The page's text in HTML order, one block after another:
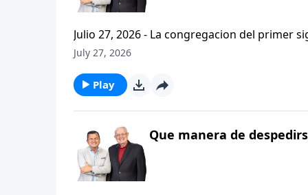
Julio 27, 2026 - La congregacion del primer
interpersonales cristianas y genuinas. Se afirmaban mutuamente. Daban cuentas de si mismos unos con
que significa desarrollar relaciones
July 27, 2026
Play
Que manera de